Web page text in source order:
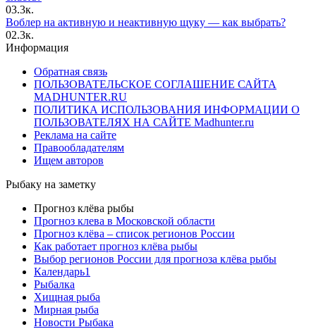
03.3к.
Воблер на активную и неактивную щуку — как выбрать?
02.3к.
Информация
Обратная связь
ПОЛЬЗОВАТЕЛЬСКОЕ СОГЛАШЕНИЕ САЙТА
MADHUNTER.RU
ПОЛИТИКА ИСПОЛЬЗОВАНИЯ ИНФОРМАЦИИ О
ПОЛЬЗОВАТЕЛЯХ НА САЙТЕ Madhunter.ru
Реклама на сайте
Правообладателям
Ищем авторов
Рыбаку на заметку
Прогноз клёва рыбы
Прогноз клева в Московской области
Прогноз клёва – список регионов России
Как работает прогноз клёва рыбы
Выбор регионов России для прогноза клёва рыбы
Календарь1
Рыбалка
Хищная рыба
Мирная рыба
Новости Рыбака